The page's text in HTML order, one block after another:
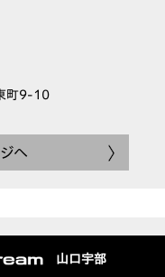
町9-10
へ
山口宇部